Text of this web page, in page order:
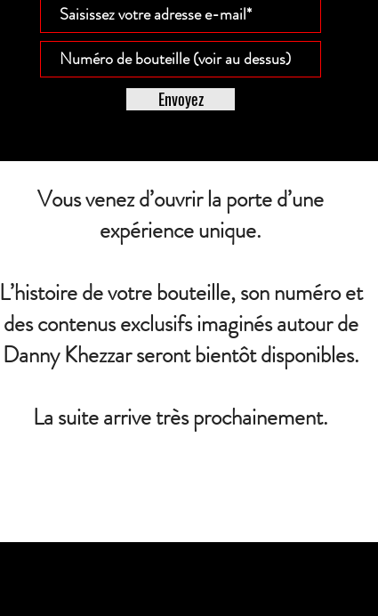
Envoyez
Vous venez d’ouvrir la porte d’une
expérience unique.
L’histoire de votre bouteille, son numéro et
des contenus exclusifs imaginés autour de
Danny Khezzar seront bientôt disponibles.
La suite arrive très prochainement.